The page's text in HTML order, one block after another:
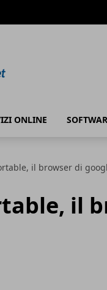
ONLINE
il browser di
il